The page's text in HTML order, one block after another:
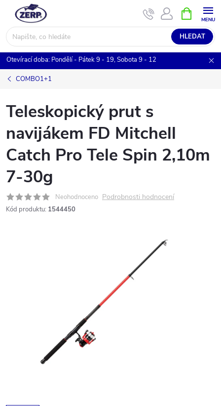
obsah
HLEDAT
NÁKUPNÍ
KOŠÍK
Otevírací doba: Pondělí - Pátek 9 - 19, Sobota 9 - 12
COMBO1+1
Teleskopický prut s
navijákem FD Mitchell
Catch Pro Tele Spin 2,10m
7-30g
Neohodnoceno Podrobnosti hodnocení
Kód produktu: 1544450